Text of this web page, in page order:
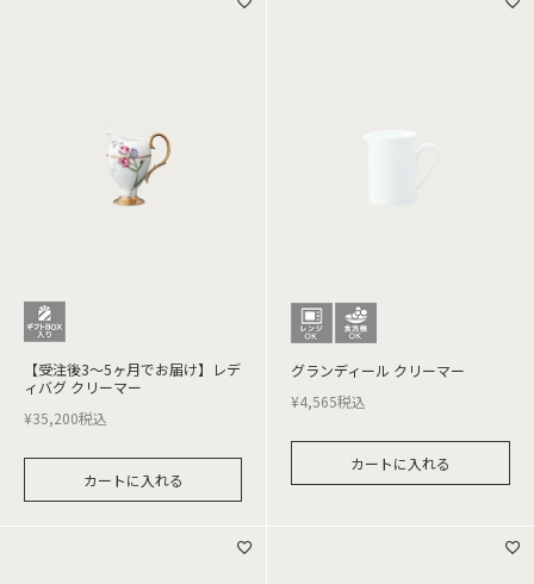
【受注後3～5ヶ月でお届け】レデ
ィバグ クリーマー
¥35,200税込
カートに入れる
グランディール クリーマー
¥4,565税込
カートに入れる